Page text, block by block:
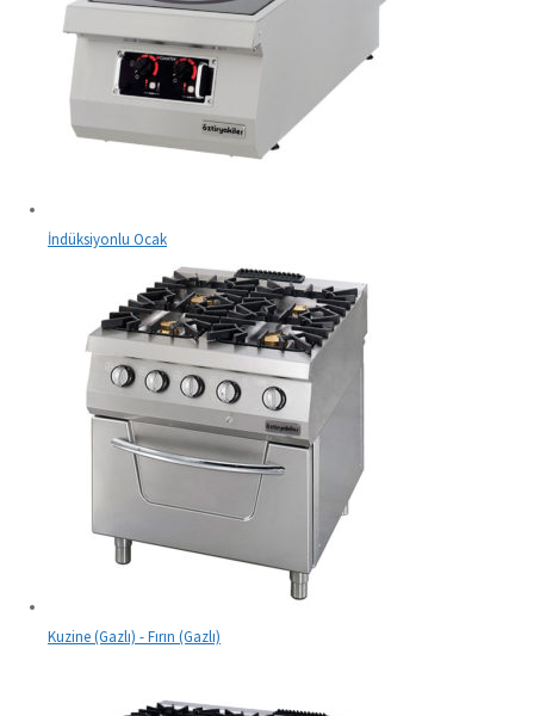
İndüksiyonlu Ocak
Kuzine (Gazlı) - Fırın (Gazlı)